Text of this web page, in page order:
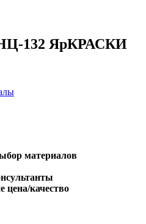
132 ЯрКРАСКИ
материалов
цена/качество